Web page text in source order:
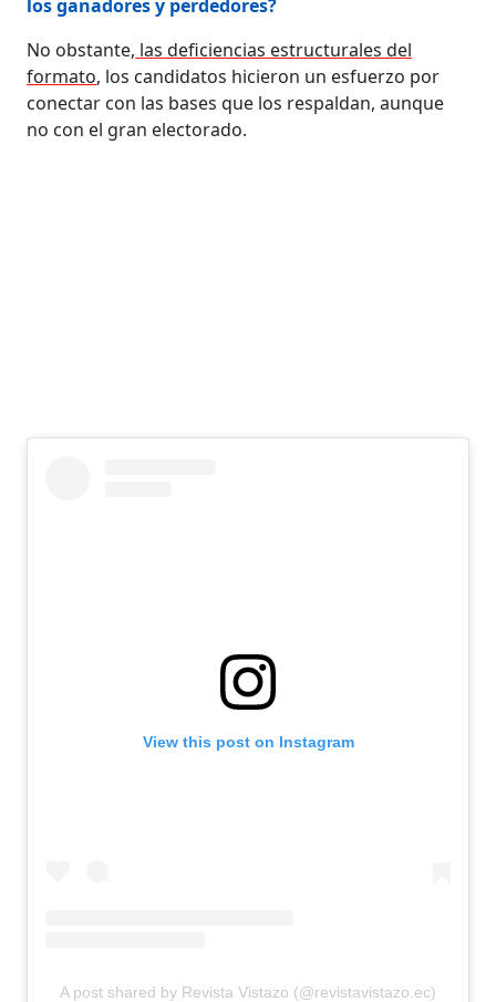
los ganadores y perdedores?
No obstante, las deficiencias estructurales del
formato, los candidatos hicieron un esfuerzo por
conectar con las bases que los respaldan, aunque
no con el gran electorado.
View this post on Instagram
A post shared by Revista Vistazo (@revistavistazo.ec)